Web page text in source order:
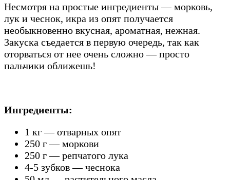
Несмотря на простые ингредиенты — морковь,
лук и чеснок, икра из опят получается
необыкновенно вкусная, ароматная, нежная.
Закуска съедается в первую очередь, так как
оторваться от нее очень сложно — просто
пальчики оближешь!
Ингредиенты:
1 кг — отварных опят
250 г — моркови
250 г — репчатого лука
4-5 зубков — чеснока